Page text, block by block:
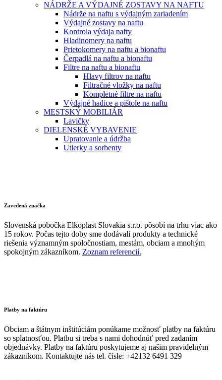
NÁDRŽE A VÝDAJNÉ ZOSTAVY NA NAFTU
Nádrže na naftu s výdajným zariadením
Výdajné zostavy na naftu
Kontrola výdaja nafty
Hladinomery na naftu
Prietokomery na naftu a bionaftu
Čerpadlá na naftu a bionaftu
Filtre na naftu a bionaftu
Hlavy filtrov na naftu
Filtračné vložky na naftu
Kompletné filtre na naftu
Výdajné hadice a pištole na naftu
MESTSKÝ MOBILIÁR
Lavičky
DIELENSKÉ VYBAVENIE
Upratovanie a údržba
Utierky a sorbenty
Zavedená značka
Slovenská pobočka Elkoplast Slovakia s.r.o. pôsobí na trhu viac ako
15 rokov. Počas tejto doby sme dodávali produkty a technické
riešenia významným spoločnostiam, mestám, obciam a mnohým
spokojným zákazníkom. Zoznam referencií.
Platby na faktúru
Obciam a štátnym inštitúciám ponúkame možnosť platby na faktúru
so splatnosťou. Platbu si treba s nami dohodnúť pred zadaním
objednávky. Platby na faktúru poskytujeme aj našim pravidelným
zákazníkom. Kontaktujte nás tel. čísle: +42132 6491 329